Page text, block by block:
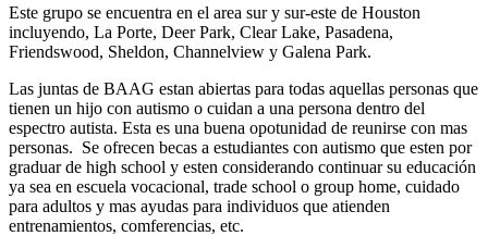
Este grupo se encuentra en el area sur y sur-este de Houston
incluyendo, La Porte, Deer Park, Clear Lake, Pasadena,
Friendswood, Sheldon, Channelview y Galena Park.
Las juntas de BAAG estan abiertas para todas aquellas personas que
tienen un hijo con autismo o cuidan a una persona dentro del
espectro autista. Esta es una buena opotunidad de reunirse con mas
personas. Se ofrecen becas a estudiantes con autismo que esten por
graduar de high school y esten considerando continuar su educación
ya sea en escuela vocacional, trade school o group home, cuidado
para adultos y mas ayudas para individuos que atienden
entrenamientos, comferencias, etc.